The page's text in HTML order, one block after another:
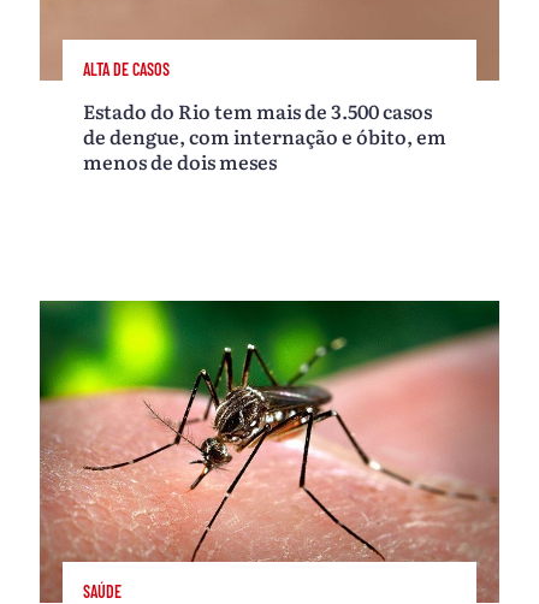
ALTA DE CASOS
Estado do Rio tem mais de 3.500 casos
de dengue, com internação e óbito, em
menos de dois meses
SAÚDE